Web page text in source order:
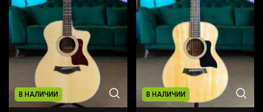
В НАЛИЧИИ В НАЛИЧИИ